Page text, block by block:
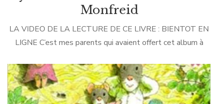
Monfreid
LA VIDEO DE LA LECTURE DE CE LIVRE : BIENTOT EN
LIGNE C’est mes parents qui avaient offert cet album à
mangerais bien un crocodile… Pas toi James ? Quand tu
seras grand !” et ma mère : “Et moi, je mangerais bien […]